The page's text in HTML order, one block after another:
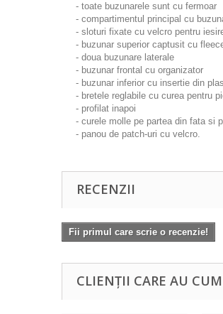
- toate buzunarele sunt cu fermoar
- compartimentul principal cu
- sloturi fixate cu velcro pentru
- buzunar superior captusit cu
- doua buzunare laterale
- buzunar frontal cu organizator
- buzunar inferior cu insertie din
- bretele reglabile cu curea pentru
- profilat inapoi
- curele molle pe partea din fata si
- panou de patch-uri cu velcro.
RECENZII
Fii primul care scrie o recenzie!
CLIENȚII CARE AU